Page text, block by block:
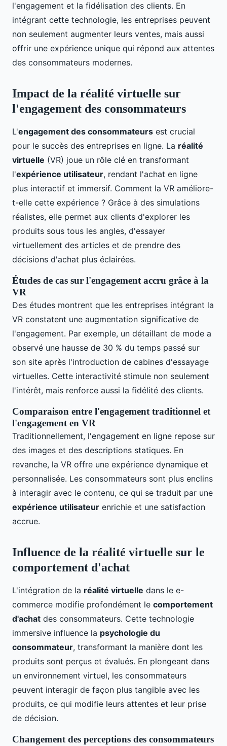
l'engagement et la fidélisation des clients. En
intégrant cette technologie, les entreprises peuvent
non seulement augmenter leurs ventes, mais aussi
offrir une expérience unique qui répond aux attentes
des consommateurs modernes.
Impact de la réalité virtuelle sur
l'engagement des consommateurs
L'engagement des consommateurs est crucial
pour le succès des entreprises en ligne. La réalité
virtuelle (VR) joue un rôle clé en transformant
l'expérience utilisateur, rendant l'achat en ligne
plus interactif et immersif. Comment la VR améliore-
t-elle cette expérience ? Grâce à des simulations
réalistes, elle permet aux clients d'explorer les
produits sous tous les angles, d'essayer
virtuellement des articles et de prendre des
décisions d'achat plus éclairées.
Études de cas sur l'engagement accru grâce à la
VR
Des études montrent que les entreprises intégrant la
VR constatent une augmentation significative de
l'engagement. Par exemple, un détaillant de mode a
observé une hausse de 30 % du temps passé sur
son site après l'introduction de cabines d'essayage
virtuelles. Cette interactivité stimule non seulement
l'intérêt, mais renforce aussi la fidélité des clients.
Comparaison entre l'engagement traditionnel et
l'engagement en VR
Traditionnellement, l'engagement en ligne repose sur
des images et des descriptions statiques. En
revanche, la VR offre une expérience dynamique et
personnalisée. Les consommateurs sont plus enclins
à interagir avec le contenu, ce qui se traduit par une
expérience utilisateur enrichie et une satisfaction
accrue.
Influence de la réalité virtuelle sur le
comportement d'achat
L'intégration de la réalité virtuelle dans le e-
commerce modifie profondément le comportement
d'achat des consommateurs. Cette technologie
immersive influence la psychologie du
consommateur, transformant la manière dont les
produits sont perçus et évalués. En plongeant dans
un environnement virtuel, les consommateurs
peuvent interagir de façon plus tangible avec les
produits, ce qui modifie leurs attentes et leur prise
de décision.
Changement des perceptions des consommateurs